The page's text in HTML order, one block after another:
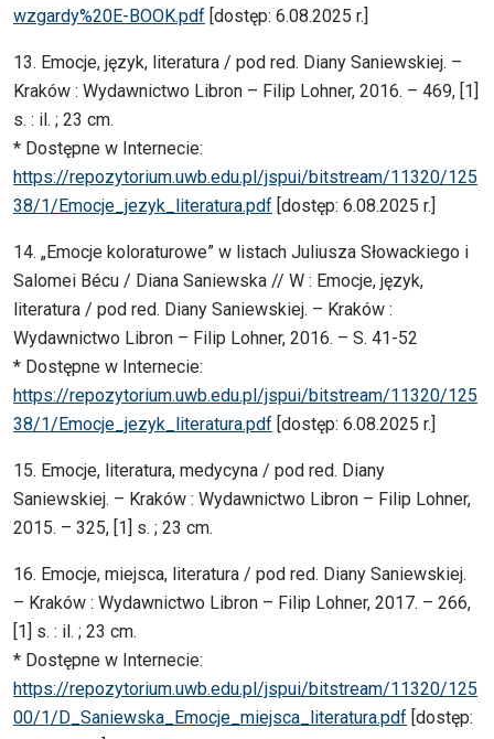
wzgardy%20E-BOOK.pdf [dostęp: 6.08.2025 r.]
13. Emocje, język, literatura / pod red. Diany Saniewskiej. –
Kraków : Wydawnictwo Libron – Filip Lohner, 2016. – 469, [1]
s. : il. ; 23 cm.
* Dostępne w Internecie:
https://repozytorium.uwb.edu.pl/jspui/bitstream/11320/125
38/1/Emocje_jezyk_literatura.pdf [dostęp: 6.08.2025 r.]
14. „Emocje koloraturowe” w listach Juliusza Słowackiego i
Salomei Bécu / Diana Saniewska // W : Emocje, język,
literatura / pod red. Diany Saniewskiej. – Kraków :
Wydawnictwo Libron – Filip Lohner, 2016. – S. 41-52
* Dostępne w Internecie:
https://repozytorium.uwb.edu.pl/jspui/bitstream/11320/125
38/1/Emocje_jezyk_literatura.pdf [dostęp: 6.08.2025 r.]
15. Emocje, literatura, medycyna / pod red. Diany
Saniewskiej. – Kraków : Wydawnictwo Libron – Filip Lohner,
2015. – 325, [1] s. ; 23 cm.
16. Emocje, miejsca, literatura / pod red. Diany Saniewskiej.
– Kraków : Wydawnictwo Libron – Filip Lohner, 2017. – 266,
[1] s. : il. ; 23 cm.
* Dostępne w Internecie:
https://repozytorium.uwb.edu.pl/jspui/bitstream/11320/125
00/1/D_Saniewska_Emocje_miejsca_literatura.pdf [dostęp: